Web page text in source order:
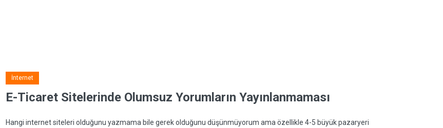
İnternet
E-Ticaret Sitelerinde Olumsuz Yorumların Yayınlanmaması
Hangi internet siteleri olduğunu yazmama bile gerek olduğunu düşünmüyorum ama özellikle 4-5 büyük pazaryeri